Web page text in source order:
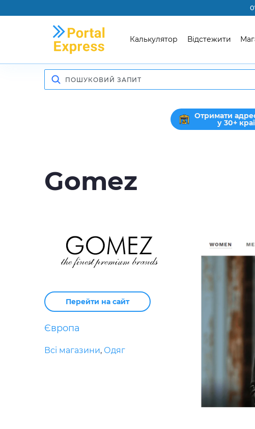
Калькулятор Відстежити
Отримати
у 30+
Gomez
Перейти на сайт
Європа
Всі магазини, Одяг